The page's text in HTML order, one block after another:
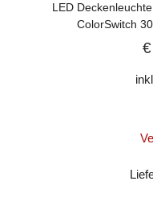
LED
ColorSwitch
€